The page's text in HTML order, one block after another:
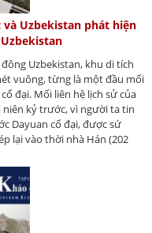
và Uzbekistan phát hiện
Uzbekistan, khu di tích
vuông, từng là một đầu mối
đại. Mối liên hệ lịch sử của
kỷ trước, vì người ta tin
Dayuan cổ đại, được sứ
lại vào thời nhà Hán (202